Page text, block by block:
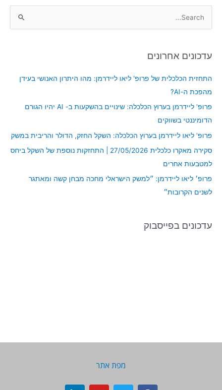
r
:
עדכונים אחרונים
התחזית הכלכלית של פרופ' ליאו ליידרמן: מהו היתרון האנושי בעידן
מהפכת ה-AI?
פרופ' ליידרמן בערוץ הכלכלה: שינויים בהשקעות ב- AI יהיו הגורם
הדומיננטי בשווקים
פרופ' ליאו ליידרמן בערוץ הכלכלה: השקל החזק, הדולר והריבית במשק
סקירה מאקרו כלכלית 27/05/2026 | התחזקות נוספת של השקל ביחס
למטבעות אחרים
פרופ׳ ליאו ליידרמן: ״למשק הישראלי מחכה מבחן קשה ומאתגר
לשנים הקרובות״
עדכונים בפייסבוק
מפת אתר